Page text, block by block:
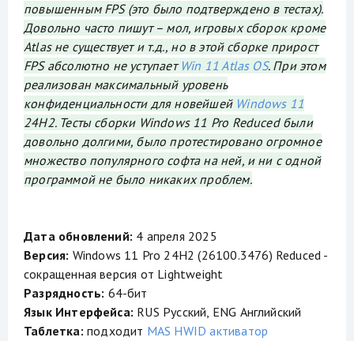
повышенным FPS (это было подтверждено в тестах).
Довольно часто пишут – мол, игровых сборок кроме
Atlas не существует и т.д., но в этой сборке прирост
FPS абсолютно не уступает Win 11 Atlas OS. При этом
реализован максимальный уровень
конфиденциальности для новейшей Windows 11
24H2. Тесты сборки Windows 11 Pro Reduced были
довольно долгими, было протестировано огромное
множество популярного софта на ней, и ни с одной
программой не было никаких проблем.
Дата обновлений: 4 апреля 2025
Версия: Windows 11 Pro 24H2 (26100.3476) Reduced -
сокращенная версия от Lightweight
Разрядность: 64-бит
Язык Интерфейса: RUS Русский, ENG Английский
Таблетка: подходит MAS HWID активатор